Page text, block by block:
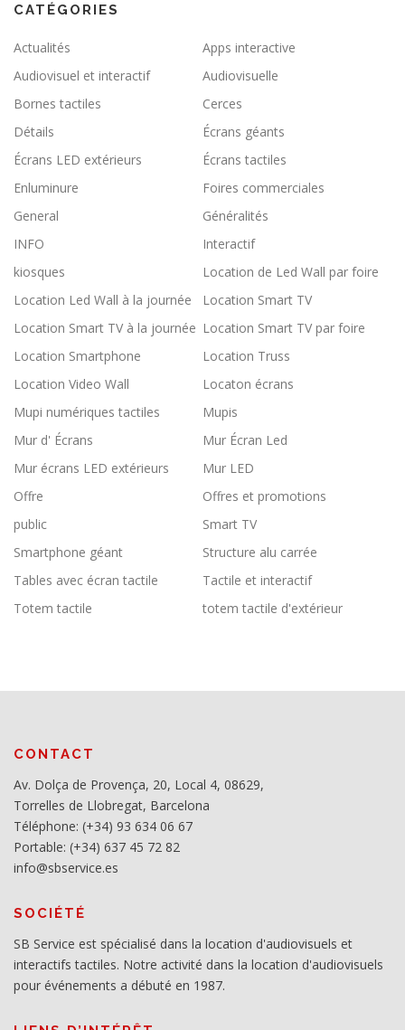
CATÉGORIES
Actualités
Apps interactive
Audiovisuel et interactif
Audiovisuelle
Bornes tactiles
Cerces
Détails
Écrans géants
Écrans LED extérieurs
Écrans tactiles
Enluminure
Foires commerciales
General
Généralités
INFO
Interactif
kiosques
Location de Led Wall par foire
Location Led Wall à la journée
Location Smart TV
Location Smart TV à la journée Location Smart TV par foire
Location Smartphone
Location Truss
Location Video Wall
Locaton écrans
Mupi numériques tactiles
Mupis
Mur d' Écrans
Mur Écran Led
Mur écrans LED extérieurs
Mur LED
Offre
Offres et promotions
public
Smart TV
Smartphone géant
Structure alu carrée
Tables avec écran tactile
Tactile et interactif
Totem tactile
totem tactile d'extérieur
CONTACT
Av. Dolça de Provença, 20, Local 4, 08629,
Torrelles de Llobregat, Barcelona
Téléphone: (+34) 93 634 06 67
Portable: (+34) 637 45 72 82
info@sbservice.es
SOCIÉTÉ
SB Service est spécialisé dans la location d'audiovisuels et
interactifs tactiles. Notre activité dans la location d'audiovisuels
pour événements a débuté en 1987.